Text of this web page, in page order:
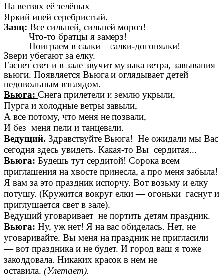
На ветвях её зелёных
Яркий иней серебристый.
Заяц: Все сильней, сильней мороз!
Что-то братцы я замерз!
Поиграем в салки – салки-догонялки!
Звери убегают за елку.
Гаснет свет и в зале звучит музыка ветра, завывания
вьюги. Появляется Вьюга и оглядывает детей
недовольным взглядом.
Вьюга: Снега прилетели и землю укрыли,
Пурга и холодные ветры завыли,
А все потому, что меня не позвали,
И без меня пели и танцевали.
Ведущий. Здравствуйте Вьюга! Не ожидали мы Вас
сегодня здесь увидеть. Какая-то Вы сердитая...
Вьюга: Будешь тут сердитой! Сорока всем
приглашения на хвосте принесла, а про меня забыла!
Я вам за это праздник испорчу. Вот возьму и елку
потушу. (Кружится вокруг елки — огоньки гаснут и
приглушается свет в зале).
Ведущий уговаривает не портить детям праздник.
Вьюга: Ну, уж нет! Я на вас обиделась. Нет, не
уговаривайте. Вы меня на праздник не пригласили
— вот праздника и не будет. И город ваш я тоже
заколдовала. Никаких красок в нем не
оставила. (Улетает).